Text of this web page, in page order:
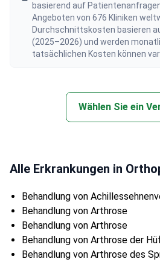
basierend auf
Angeboten von 676 Kliniken
Durchschnittskosten basieren
(2025–2026) und werden
tatsächlichen Kosten können
Wählen Sie ein
Alle Erkrankungen in
Behandlung von
Behandlung von Arthrose
Behandlung von Arthrose
Behandlung von Arthrose der
Behandlung von Arthrose des